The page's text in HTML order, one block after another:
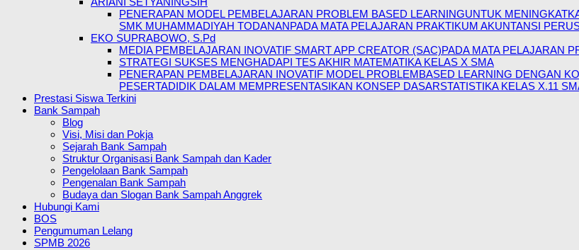
PENERAPAN MODEL PEMBELAJARAN PROBLEM BASED LEARNINGUNTUK
SMK MUHAMMADIYAH TODANANPADA MATA PELAJARAN PRAKTIKUM AKUNTANSI
EKO SUPRABOWO, S.Pd
MEDIA PEMBELAJARAN INOVATIF SMART APP CREATOR (SAC)PADA MATA PELAJARAN
STRATEGI SUKSES MENGHADAPI TES AKHIR MATEMATIKA KELAS X SMA
PENERAPAN PEMBELAJARAN INOVATIF MODEL PROBLEMBASED LEARNING DENGAN
PESERTADIDIK DALAM MEMPRESENTASIKAN KONSEP DASARSTATISTIKA KELAS X.11
Prestasi Siswa Terkini
Bank Sampah
Blog
Visi, Misi dan Pokja
Sejarah Bank Sampah
Struktur Organisasi Bank Sampah dan Kader
Pengelolaan Bank Sampah
Pengenalan Bank Sampah
Budaya dan Slogan Bank Sampah Anggrek
Hubungi Kami
BOS
Pengumuman Lelang
SPMB 2026